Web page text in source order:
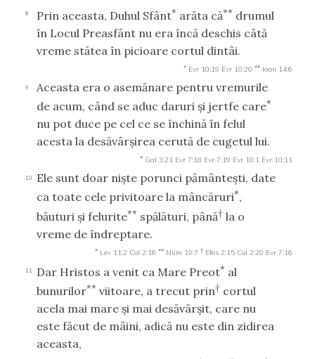
8 Prin aceasta, Duhul Sfânt* arăta că** drumul
în Locul Preasfânt nu era încă deschis câtă
vreme stătea în picioare cortul dintâi.
* Evr 10:19 Evr 10:20 ** Ioan 14:6
9
Aceasta era o asemănare pentru vremurile
de acum, când se aduc daruri şi jertfe care*
nu pot duce pe cel ce se închină în felul
acesta la desăvârşirea cerută de cugetul lui.
* Gal 3:21 Evr 7:18 Evr 7:19 Evr 10:1 Evr 10:11
10
Ele sunt doar nişte porunci pământeşti, date
ca toate cele privitoare la mâncăruri*,
băuturi şi felurite** spălături, până† la o
vreme de îndreptare.
* Lev 11:2 Col 2:16 ** Num 19:7 † Efes 2:15 Col 2:20 Evr 7:16
11 Dar Hristos a venit ca Mare Preot* al
bunurilor** viitoare, a trecut prin† cortul
acela mai mare şi mai desăvârşit, care nu
este făcut de mâini, adică nu este din zidirea
aceasta,